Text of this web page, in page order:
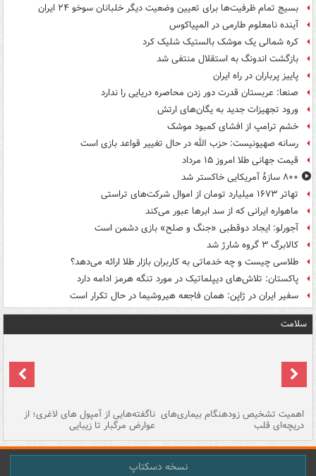
بسیج تمام ظرفیت‌ها برای تعیین وضعیت دیگر خلبانان سوخو ۲۴ ایران
آینده نامعلوم طارمی در المپیاکوس
کره شمالی یک موشک بالستیک شلیک کرد
بازگشت اندونگ به استقلال منتفی شد
پاییز پرباران در راه ایران
صنعا: عربستان قدرت دور زدن محاصره دریایی را ندارد
ورود تجهیزات جدید به یگان‌های ارتش
خشم ترامپ از افشای کمبود موشک
رسانه صهیونیست: حزب الله در حال تغییر قواعد بازی است
قیمت جهانی طلا امروز ۱۵ مرداد
۸۰۰ سازۀ آمریکایی خاکستر شد
تهاتر ۱۶۷۳ میلیارد تومان از اموال شرکت‌های تراستی
ماهواره ایرانی که از سد ابرها عبور می‌کند
آجورلو: ایجاد دوقطبی «جنگ و صلح‌» بازی دشمن است
کالابرگ ۳ گروه شارژ شد
طلاسی چیست و چه خدماتی به کاربران بازار طلا ارائه می‌دهد؟
پاکستان: تلاش‌های دیپلماتیک در مورد تنگه هرمز ادامه دارد
سفیر ایران در ژاپن: همان فاجعه هیروشیما در حال تکرار است
سلامت
اهمیت تشخیص زودهنگام بیماری‌های
دریچه‌ای قلب
ناگفته‌هایی از آمپول های لاغری؛ از
عوارض مرگبار تا زیبایی
نسخه دسکتاپ